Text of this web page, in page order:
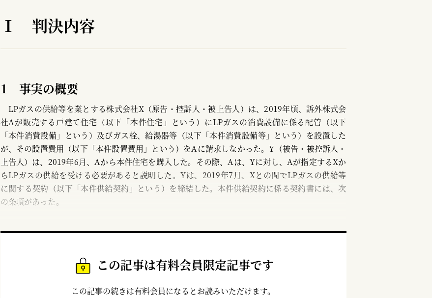
Ⅰ 判決内容
1 事実の概要
LPガスの供給等を業とする株式会社X（原告・控訴人・被上告人）は、2019年頃、訴外株式会
社Aが販売する戸建て住宅（以下「本件住宅」という）にLPガスの消費設備に係る配管（以下
「本件消費設備」という）及びガス栓、給湯器等（以下「本件消費設備等」という）を設置した
が、その設置費用（以下「本件設置費用」という）をAに請求しなかった。Y（被告・被控訴人・
上告人）は、2019年6月、Aから本件住宅を購入した。その際、Aは、Yに対し、Aが指定するXか
らLPガスの供給を受ける必要があると説明した。Yは、2019年7月、Xとの間でLPガスの供給等
に関する契約（以下「本件供給契約」という）を締結した。本件供給契約に係る契約書には、次
の条項があった。
この記事は有料会員限定記事です
この記事の続きは有料会員になるとお読みいただけます。